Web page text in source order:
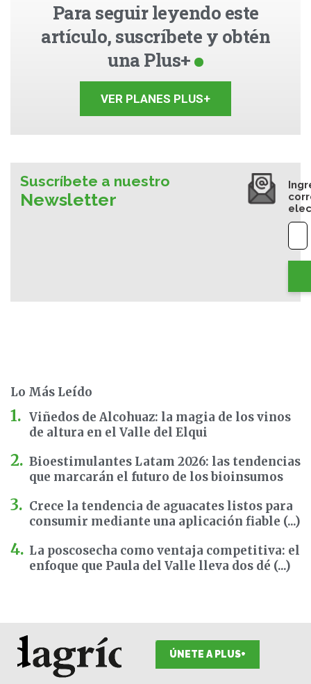
Para seguir leyendo este
artículo, suscríbete y obtén
una Plus+
VER PLANES PLUS+
Suscríbete a nuestro
Newsletter
Lo Más Leído
Viñedos de Alcohuaz: la magia de los vinos
de altura en el Valle del Elqui
Bioestimulantes Latam 2026: las tendencias
que marcarán el futuro de los bioinsumos
Crece la tendencia de aguacates listos para
consumir mediante una aplicación fiable (...)
La poscosecha como ventaja competitiva: el
enfoque que Paula del Valle lleva dos dé (...)
ÚNETE A PLUS+